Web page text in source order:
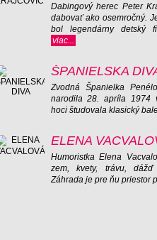
Dabingový herec Peter
dabovať ako osemročný.
bol legendárny detský
viac...
ŠPANIELSKA
Zvodná Španielka
narodila 28. apríla 1974
hoci študovala klasický
ELENA
Humoristka Elena
zem, kvety, trávu,
Záhrada je pre ňu priestor